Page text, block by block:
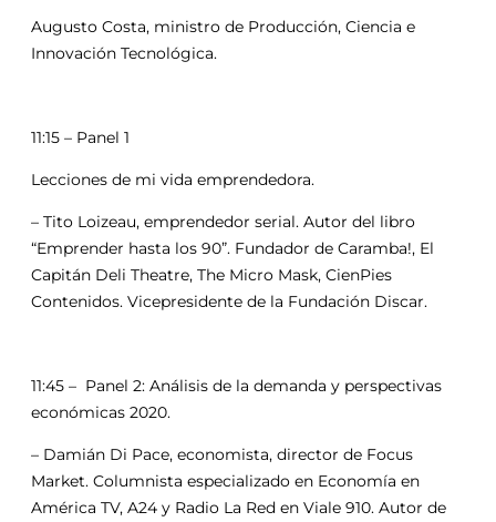
Augusto Costa, ministro de Producción, Ciencia e
Innovación Tecnológica.
11:15 – Panel 1
Lecciones de mi vida emprendedora.
– Tito Loizeau, emprendedor serial. Autor del libro
“Emprender hasta los 90”. Fundador de Caramba!, El
Capitán Deli Theatre, The Micro Mask, CienPies
Contenidos. Vicepresidente de la Fundación Discar.
11:45 – Panel 2: Análisis de la demanda y perspectivas
económicas 2020.
– Damián Di Pace, economista, director de Focus
Market. Columnista especializado en Economía en
América TV, A24 y Radio La Red en Viale 910. Autor de